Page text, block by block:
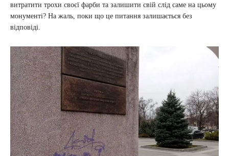
витратити трохи своєї фарби та залишити свій слід саме на цьому
монументі? На жаль, поки що це питання залишається без
відповіді.